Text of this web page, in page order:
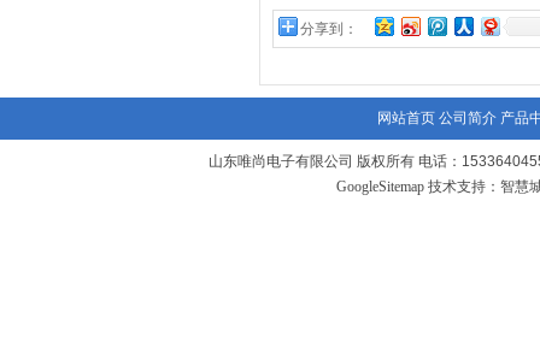
分享到：
网站首页 公司简介 产品
山东唯尚电子有限公司 版权所有 电话：
GoogleSitemap技术支持： 智慧